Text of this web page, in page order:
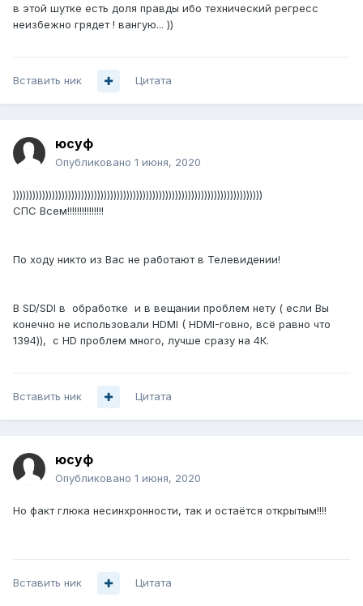
в этой шутке есть доля правды ибо технический регресс
неизбежно грядет ! вангую... ))
Вставить ник Цитата
юсуф
Опубликовано 1 июня, 2020
)))))))))))))))))))))))))))))))))))))))))))))))))))))))))))))))))))))))))))))
СПС Всем!!!!!!!!!!!!!!!
По ходу никто из Вас не работают в Телевидении!
В SD/SDI в обработке и в вещании проблем нету ( если Вы
конечно не использовали HDMI ( HDMI-говно, всё равно что
1394)), с HD проблем много, лучше сразу на 4К.
Вставить ник Цитата
юсуф
Опубликовано 1 июня, 2020
Но факт глюка несинхронности, так и остаётся открытым!!!!
Вставить ник Цитата